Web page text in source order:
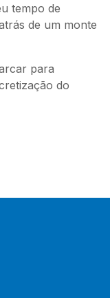
tempo de
de um monte
para
do